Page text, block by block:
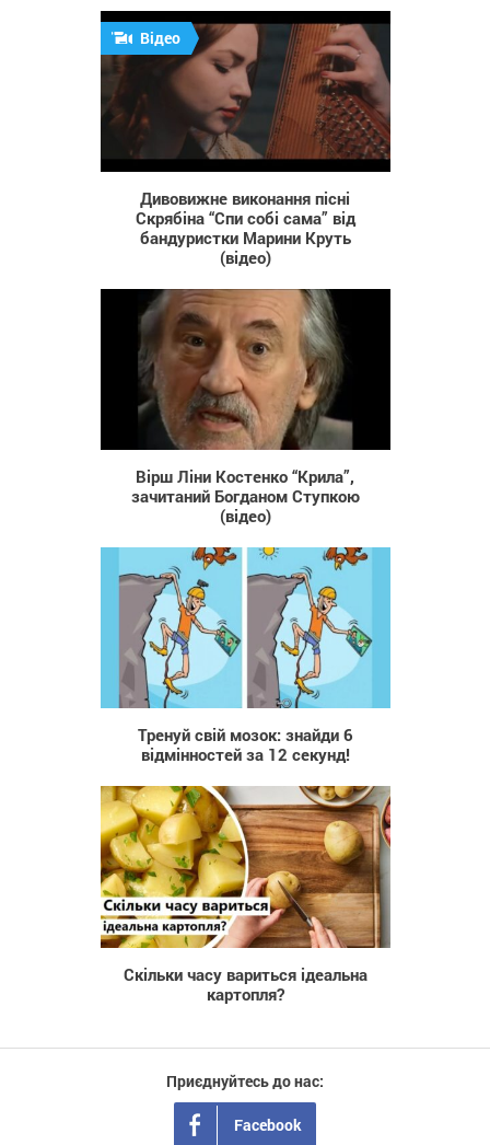
2 887
Відео
Дивовижне виконання пісні
Скрябіна “Спи собі сама” від
бандуристки Марини Круть
(відео)
8 045
Вірш Ліни Костенко “Крила”,
зачитаний Богданом Ступкою
(відео)
Тренуй свій мозок: знайди 6
відмінностей за 12 секунд!
497
Скільки часу вариться ідеальна
картопля?
Приєднуйтесь до нас:
Facebook